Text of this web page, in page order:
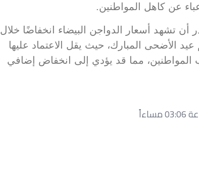
عن كاهل المواطنين.
تشهد أسعار الدواجن البيضاء انخفاضًا خلال
الأضحى المبارك، حيث يقل الاعتماد عليها
المواطنين، مما قد يؤدي إلى انخفاض إضافي